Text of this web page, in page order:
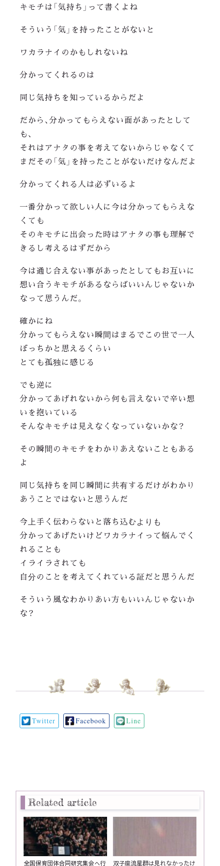
キモチは「気持ち」って書くよね
そういう「気」を持ったことがないと
ワカラナイのかもしれないね
分かってくれるのは
同じ気持ちを知っているからだよ
だから、分かってもらえない面があったとして
も、
それはアナタの事を考えてないからじゃなくて
まだその「気」を持ったことがないだけなんだよ
分かってくれる人は必ずいるよ
一番分かって欲しい人に今は分かってもらえな
くても
そのキモチに出会った時はアナタの事も理解で
きるし考えるはずだから
今は通じ合えない事があったとしてもお互いに
想い合うキモチがあるならばいいんじゃないか
なって思うんだ。
確かにね
分かってもらえない瞬間はまるでこの世で一人
ぼっちかと思えるくらい
とても孤独に感じる
でも逆に
分かってあげれないから何も言えないで辛い想
いを抱いている
そんなキモチは見えなくなっていないかな？
その瞬間のキモチをわかりあえないこともある
よ
同じ気持ちを同じ瞬間に共有するだけがわかり
あうことではないと思うんだ
今上手く伝わらないと落ち込むよりも
分かってあげたいけどワカラナイって悩んでく
れることも
イライラされても
自分のことを考えてくれている証だと思うんだ
そういう風なわかりあい方もいいんじゃないか
な？
Twitter Facebook Line
Related article
全国保育団体合同研究集会へ行 双子座流星群は見れなかったけ